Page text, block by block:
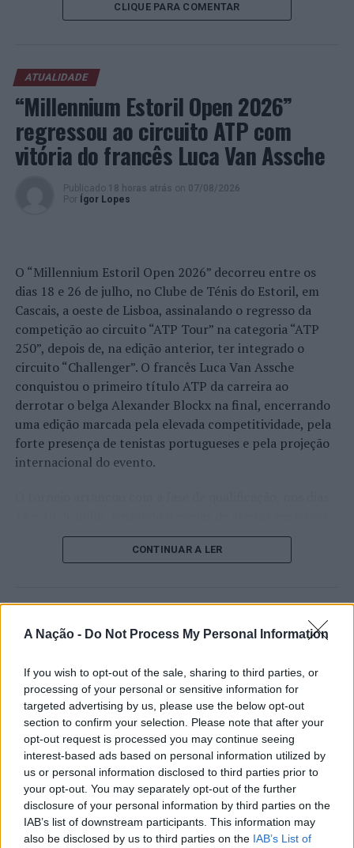
A Nação - Do Not Process My Personal Information
If you wish to opt-out of the sale, sharing to third parties, or
processing of your personal or sensitive information for
targeted advertising by us, please use the below opt-out
section to confirm your selection. Please note that after your
opt-out request is processed you may continue seeing
interest-based ads based on personal information utilized by
us or personal information disclosed to third parties prior to
your opt-out. You may separately opt-out of the further
disclosure of your personal information by third parties on the
IAB’s list of downstream participants. This information may
also be disclosed by us to third parties on the IAB’s List of
CLIQUE PARA COMENTAR
ATUALIDADE
“Millennium Estoril Open 2026”
regressou ao circuito ATP com
vitória do francês Luca Van Assche
Publicado 18 horas atrás on 07/08/2026
Por
Ígor Lopes
O “Millennium Estoril Open 2026” decorreu entre os
dias 18 e 26 de julho, no Clube de Ténis do Estoril, em
Cascais, a oeste de Lisboa, assinalando o regresso da
competição ao circuito “ATP Tour” na categoria “ATP
250”, depois de, na edição anterior, ter integrado o
circuito “Challenger”. O francês Luca Van Assche
conquistou o primeiro título ATP da carreira ao
derrotar o belga Alexander Blockx na final, encerrando
uma edição marcada pela elevada competitividade, pela
forte presença de tenistas portugueses e pela projeção
internacional do evento.
de um lugar no quadro principal. A cerimónia de
abertura contou com a presença do presidente da
início de uma competição que voltou a colocar o
concelho no centro do calendário internacional do
Apesar das desistências de última hora de jogadores
como Casper Ruud (Noruega), Alejandro Davidovich
Fokina (Espanha) e Matteo Arnaldi (Itália), a prova
apresentou um quadro competitivo de elevado nível,
liderado pelo russo Andrey Rublev, primeiro cabeça de
série, pelo italiano Luciano Darderi, pelo chileno
Alejandro Tabilo e pelo belga Alexander Blockx.
Um dos momentos mais aguardados da semana foi
também o regresso do suíço Stan Wawrinka ao Estoril,
CONTINUAR A LER
Castelo Branco: “Bienal
Internacional de Artes e Ofícios”
promete afirmar artesanato,
património e inovação como
“motores de desenvolvimento
económico e cultural” do município
português
Publicado 24 horas atrás on 07/08/2026
Por Ígor Lopes